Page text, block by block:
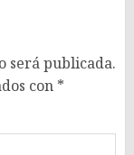
será publicada.
con *